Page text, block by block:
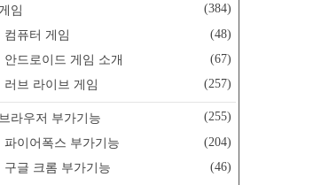
게임
(384)
컴퓨터 게임
(48)
안드로이드 게임 소개
(67)
러브 라이브 게임
(257)
브라우저 부가기능
(255)
파이어폭스 부가기능
(204)
구글 크롬 부가기능
(46)